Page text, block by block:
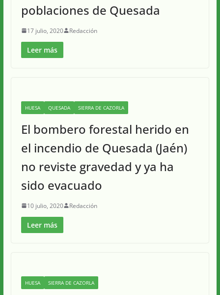
poblaciones de Quesada
17 julio, 2020 Redacción
Leer más
HUESA QUESADA SIERRA DE CAZORLA
El bombero forestal herido en
el incendio de Quesada (Jaén)
no reviste gravedad y ya ha
sido evacuado
10 julio, 2020 Redacción
Leer más
HUESA SIERRA DE CAZORLA